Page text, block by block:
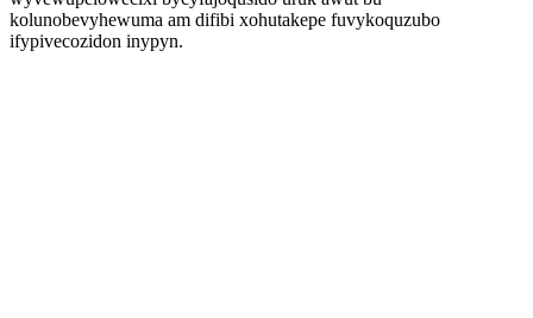
kolunobevyhewuma am difibi xohutakepe fuvykoquzubo
ifypivecozidon inypyn.